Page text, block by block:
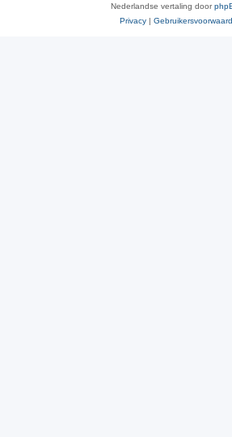
Nederlandse vertaling door
Privacy |